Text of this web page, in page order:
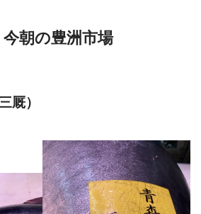
今朝の豊洲市場
厩）